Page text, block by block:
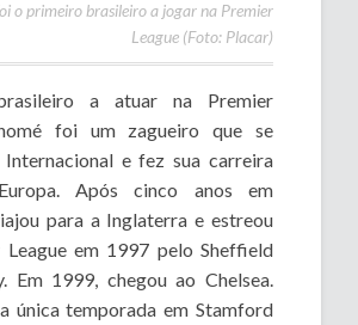
o primeiro brasileiro a jogar na Premier
League (Foto: Placar)
a atuar na Premier
foi um zagueiro que se
e fez sua carreira
Após cinco anos em
para a Inglaterra e estreou
League em 1997 pelo Sheffield
Em 1999, chegou ao Chelsea.
única temporada em Stamford